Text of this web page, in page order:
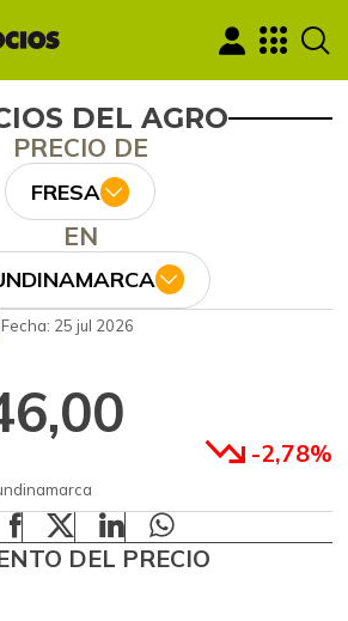
DEL AGRO
PRECIO DE
FRESA
EN
Fecha: 25 jul 2026
-2,78%
DEL PRECIO